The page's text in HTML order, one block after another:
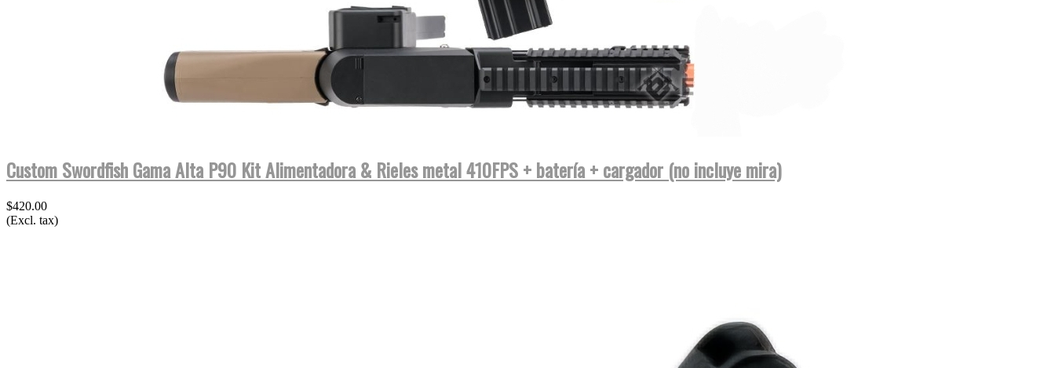
Custom Swordfish Gama Alta P90 Kit Alimentadora & Rieles metal 410FPS + batería + cargador (no incluye mira)
$420.00
(Excl. tax)